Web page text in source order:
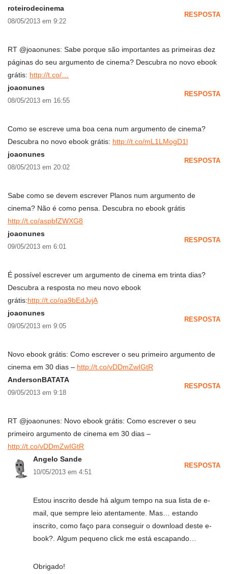
roteirodecinema
08/05/2013 em 9:22
RESPOSTA
RT @joaonunes: Sabe porque são importantes as primeiras dez
páginas do seu argumento de cinema? Descubra no novo ebook
grátis: http://t.co/…
joaonunes
08/05/2013 em 16:55
RESPOSTA
Como se escreve uma boa cena num argumento de cinema?
Descubra no novo ebook grátis: http://t.co/mL1LMogD1l
joaonunes
08/05/2013 em 20:02
RESPOSTA
Sabe como se devem escrever Planos num argumento de
cinema? Não é como pensa. Descubra no ebook grátis
http://t.co/aspbfZWXG8
joaonunes
09/05/2013 em 6:01
RESPOSTA
É possível escrever um argumento de cinema em trinta dias?
Descubra a resposta no meu novo ebook
grátis:http://t.co/qa9bEdJvjA
joaonunes
09/05/2013 em 9:05
RESPOSTA
Novo ebook grátis: Como escrever o seu primeiro argumento de
cinema em 30 dias – http://t.co/vDDmZwIGtR
AndersonBATATA
09/05/2013 em 9:18
RESPOSTA
RT @joaonunes: Novo ebook grátis: Como escrever o seu
primeiro argumento de cinema em 30 dias –
http://t.co/vDDmZwIGtR
Angelo Sande
10/05/2013 em 4:51
RESPOSTA
Estou inscrito desde há algum tempo na sua lista de e-
mail, que sempre leio atentamente. Mas… estando
inscrito, como faço para conseguir o download deste e-
book?. Algum pequeno click me está escapando…
Obrigado!